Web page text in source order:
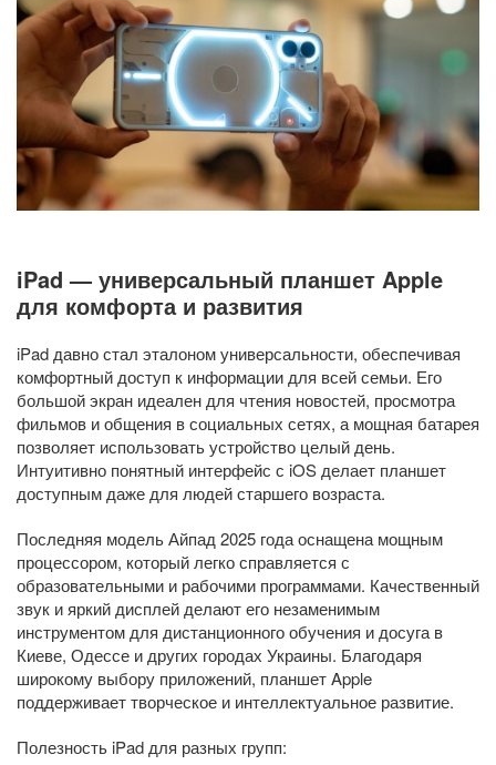
iPad — универсальный планшет Apple
для комфорта и развития
iPad давно стал эталоном универсальности, обеспечивая
комфортный доступ к информации для всей семьи. Его
большой экран идеален для чтения новостей, просмотра
фильмов и общения в социальных сетях, а мощная батарея
позволяет использовать устройство целый день.
Интуитивно понятный интерфейс с iOS делает планшет
доступным даже для людей старшего возраста.
Последняя модель Айпад 2025 года оснащена мощным
процессором, который легко справляется с
образовательными и рабочими программами. Качественный
звук и яркий дисплей делают его незаменимым
инструментом для дистанционного обучения и досуга в
Киеве, Одессе и других городах Украины. Благодаря
широкому выбору приложений, планшет Apple
поддерживает творческое и интеллектуальное развитие.
Полезность iPad для разных групп: